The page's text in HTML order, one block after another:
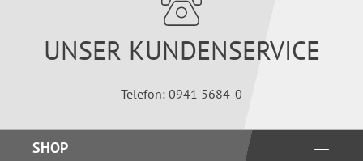
UNSER KUNDENSERVICE
Telefon: 0941 5684-0
SHOP